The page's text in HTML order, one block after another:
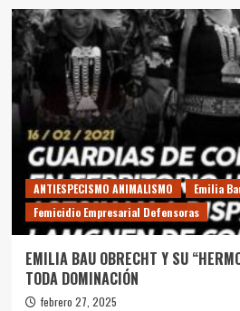
“DESPIERTEN,
EN
WALLMAPU
TORTURAN
A
LA
GENTE”
ANTIESPECISMO ANIMALISMO
Emilia
Femicidio Empresarial Defensoras
EMILIA BAU OBRECHT Y SU
TODA DOMINACIÓN
febrero 27, 2025